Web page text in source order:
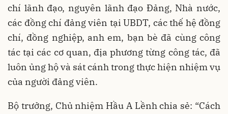
chí lãnh đạo, nguyên lãnh đạo Đảng, Nhà nước,
các đồng chí đảng viên tại UBDT, các thế hệ đồng
chí, đồng nghiệp, anh em, bạn bè đã cùng công
tác tại các cơ quan, địa phương từng công tác, đã
luôn ủng hộ và sát cánh trong thực hiện nhiệm vụ
của người đảng viên.
Bộ trưởng, Chủ nhiệm Hầu A Lềnh chia sẻ: “Cách